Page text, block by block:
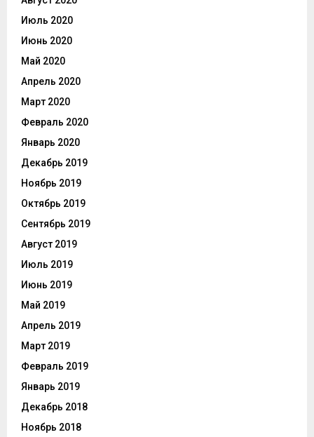
Июль 2020
Июнь 2020
Май 2020
Апрель 2020
Март 2020
Февраль 2020
Январь 2020
Декабрь 2019
Ноябрь 2019
Октябрь 2019
Сентябрь 2019
Август 2019
Июль 2019
Июнь 2019
Май 2019
Апрель 2019
Март 2019
Февраль 2019
Январь 2019
Декабрь 2018
Ноябрь 2018